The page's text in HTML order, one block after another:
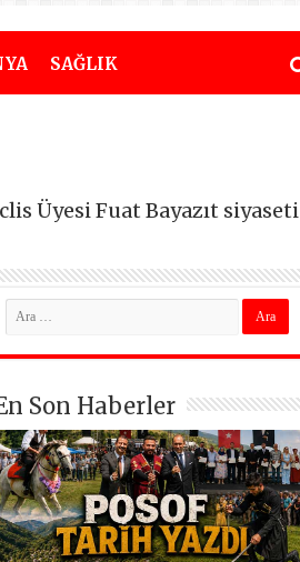
SAĞLIK
Üyesi Fuat Bayazıt siyaseti
Son Haberler